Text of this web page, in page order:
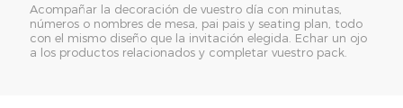
Acompañar la decoración de vuestro día con minutas,
números o nombres de mesa, pai pais y seating plan, todo
con el mismo diseño que la invitación elegida. Echar un ojo
a los productos relacionados y completar vuestro pack.